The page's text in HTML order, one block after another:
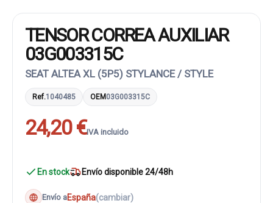
TENSOR CORREA AUXILIAR
03G003315C
SEAT ALTEA XL (5P5) STYLANCE / STYLE
Ref.1040485 OEM03G003315C
24,20 €IVA incluido
En stock Envío disponible 24/48h
Envío aEspaña(cambiar)